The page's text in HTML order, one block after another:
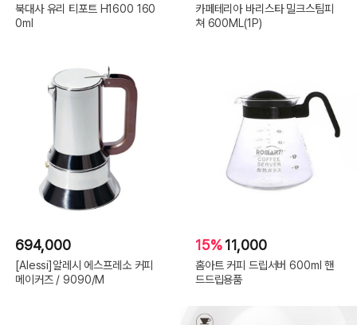
북대사 유리 티포트 H1600 160
0ml
카페테리아 바리스타 밀크스팀피
쳐 600ML(1P)
694,000
[Alessi]알레시 에스프레소 커피
메이커즈 / 9090/M
15%11,000
홈아트 커피 드립서버 600ml 핸
드드립용품